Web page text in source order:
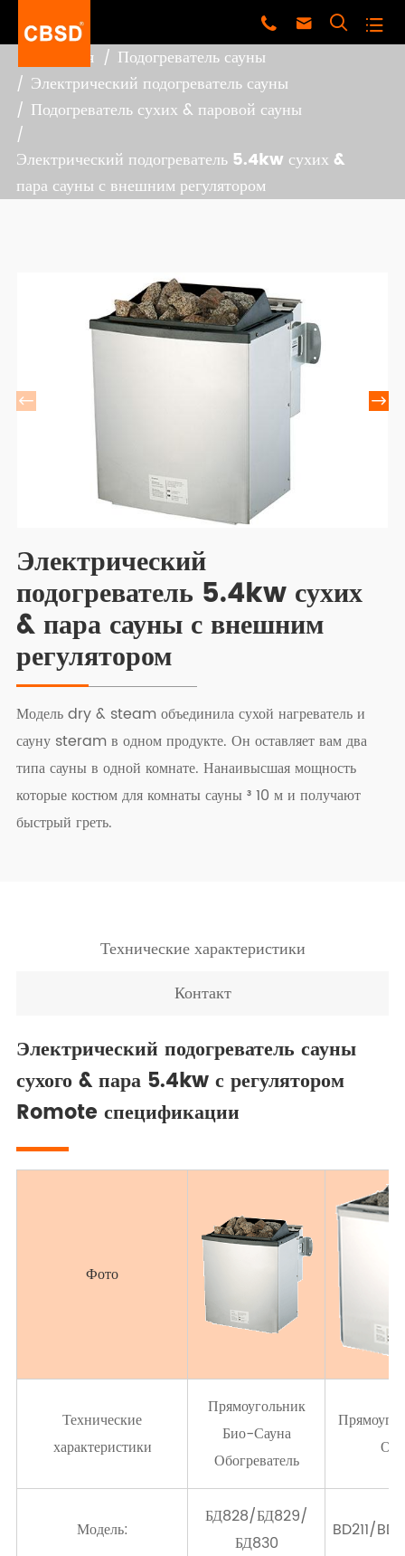
   
Главная
Подогреватель сауны
Электрический подогреватель сауны
Подогреватель сухих & паровой сауны
Электрический подогреватель 5.4kw сухих &
пара сауны с внешним регулятором
 
Электрический
подогреватель 5.4kw сухих
& пара сауны с внешним
регулятором
Модель dry & steam объединила сухой нагреватель и
сауну steram в одном продукте. Он оставляет вам два
типа сауны в одной комнате. Нанаивысшая мощность
которые костюм для комнаты сауны ³ 10 м и получают
быстрый греть.
Технические характеристики
Контакт
Электрический подогреватель сауны
сухого & пара 5.4kw с регулятором
Romote спецификации
Фото
Технические
характеристики
Прямоугольник
Био-Сауна
Обогреватель
Модель:
БД828/БД829/
БД830
BD211/